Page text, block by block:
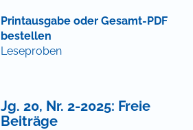
Printausgabe oder Gesamt-PDF
bestellen
Leseproben
Jg. 20, Nr. 2-2025: Freie
Beiträge